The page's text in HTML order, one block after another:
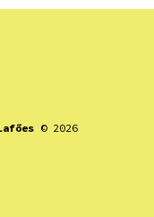
© 2026